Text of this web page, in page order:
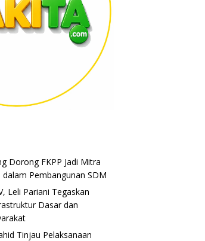
Dorong FKPP Jadi Mitra
Pembangunan SDM
Leli Pariani Tegaskan
Dasar dan
Tinjau Pelaksanaan